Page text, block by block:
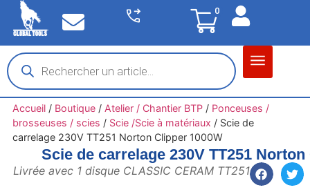
0
Accueil/ Boutique/ Atelier / Chantier BTP/ Ponceuses /
brosseuses / scies / Scie /Scie à matériaux / Scie de
carrelage 230V TT251 Norton Clipper 1000W
Scie de carrelage 230V TT251
Livrée avec 1 disque CLASSIC CERAM TT251